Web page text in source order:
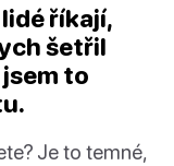
říkají,
šetřil
to
Je to temné,